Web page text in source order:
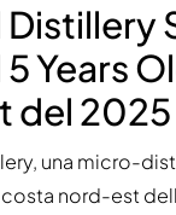
Years
del 2025
una micro-
nord-est